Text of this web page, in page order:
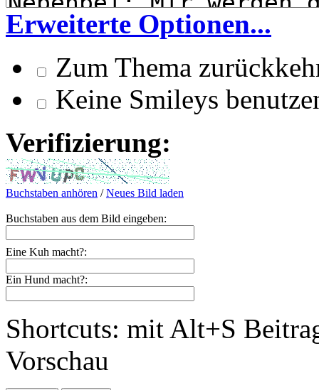
Erweiterte Optionen...
Zum Thema
Keine Smileys
Verifizierung:
Buchstaben anhören /Neues Bild laden
Buchstaben aus dem Bild eingeben:
Eine Kuh macht?:
Ein Hund macht?:
Shortcuts: mit Alt+S
Vorschau